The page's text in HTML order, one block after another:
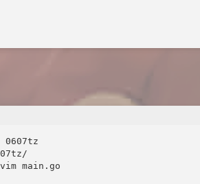
0607tz
main.go